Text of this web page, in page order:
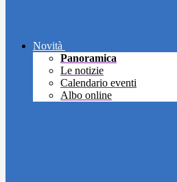
Novità
Panoramica
Le notizie
Calendario eventi
Albo online